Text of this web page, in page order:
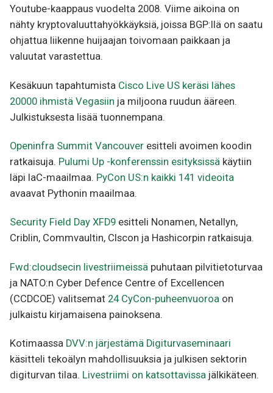
Youtube-kaappaus vuodelta 2008. Viime aikoina on
nähty kryptovaluuttahyökkäyksiä, joissa BGP:llä on saatu
ohjattua liikenne huijaajan toivomaan paikkaan ja
valuutat varastettua.
Kesäkuun tapahtumista Cisco Live US keräsi lähes
20000 ihmistä Vegasiin ja miljoona ruudun ääreen.
Julkistuksesta lisää tuonnempana.
Openinfra Summit Vancouver esitteli avoimen koodin
ratkaisuja. Pulumi Up -konferenssin esityksissä käytiin
läpi IaC-maailmaa. PyCon US:n kaikki 141 videoita
avaavat Pythonin maailmaa.
Security Field Day XFD9 esitteli Nonamen, Netallyn,
Criblin, Commvaultin, CIscon ja Hashicorpin ratkaisuja.
Fwd:cloudsecin livestriimeissä puhutaan pilvitietoturvaa
ja NATO:n Cyber Defence Centre of Excellencen
(CCDCOE) valitsemat 24 CyCon-puheenvuoroa on
julkaistu kirjamaisena painoksena.
Kotimaassa DVV:n järjestämä Digiturvaseminaari
käsitteli tekoälyn mahdollisuuksia ja julkisen sektorin
digiturvan tilaa. Livestriimi on katsottavissa jälkikäteen.